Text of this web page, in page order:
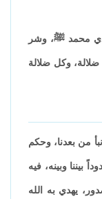
محمد ﷺ، وشر
ضلالة، وكل ضلالة
من بعدنا، وحكم
بيننا وبينه، فيه
يهدي به الله